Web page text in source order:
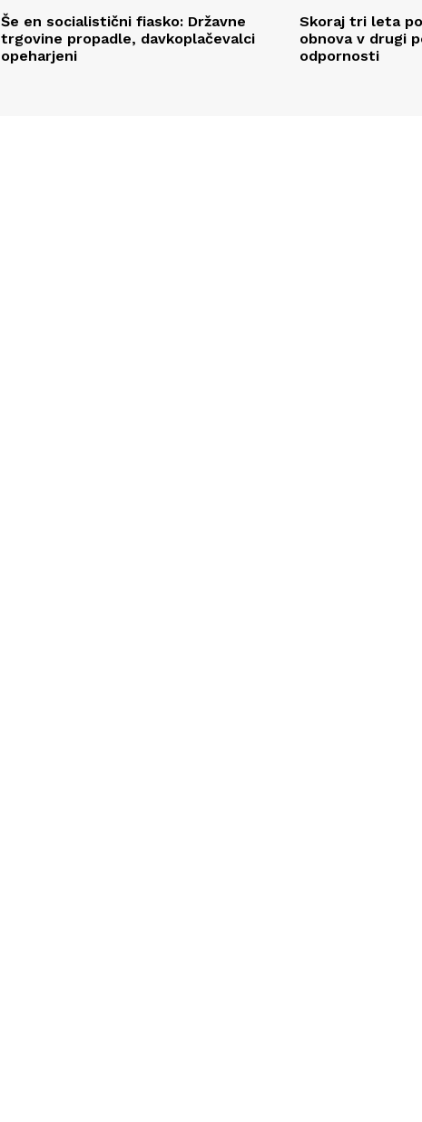
Še en socialistični fiasko: Državne
trgovine propadle, davkoplačevalci
opeharjeni
Skoraj tri leta
obnova v drugi
odpornosti